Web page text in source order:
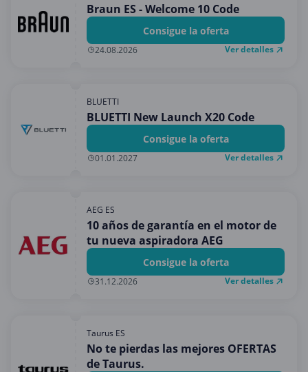
Braun ES - Welcome 10 Code
Consigue la oferta
24.08.2026 Ver detalles
BLUETTI
BLUETTI New Launch X20 Code
Consigue la oferta
01.01.2027 Ver detalles
AEG ES
10 años de garantía en el motor de
tu nueva aspiradora AEG
Consigue la oferta
31.12.2026 Ver detalles
Taurus ES
No te pierdas las mejores OFERTAS
de Taurus.